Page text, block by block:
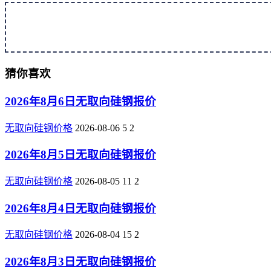
猜你喜欢
2026年8月6日无取向硅钢报价
无取向硅钢价格 2026-08-06 5 2
2026年8月5日无取向硅钢报价
无取向硅钢价格 2026-08-05 11 2
2026年8月4日无取向硅钢报价
无取向硅钢价格 2026-08-04 15 2
2026年8月3日无取向硅钢报价